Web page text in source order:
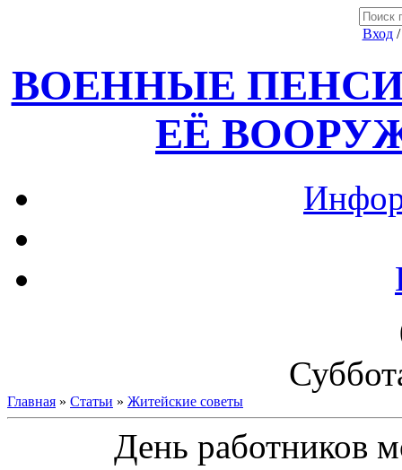
Вход
ВОЕННЫЕ
ЕЁ
Главная » Статьи » Житейские советы
День работников